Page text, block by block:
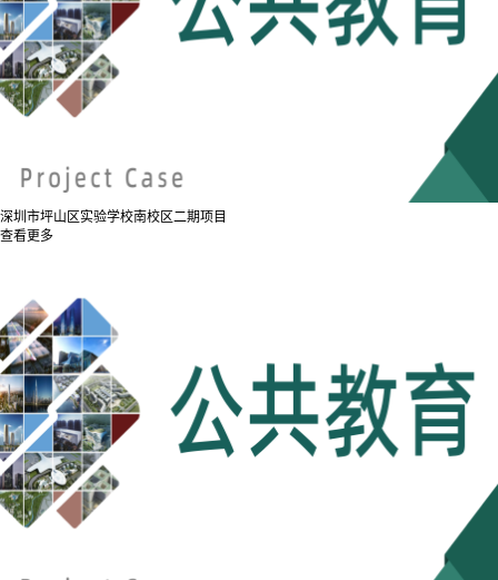
深圳市坪山区实验学校南校区二期项目
查看更多